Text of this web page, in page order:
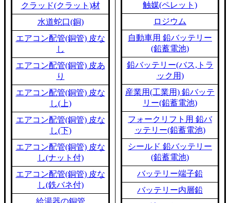
クラッド(クラット)材
水道蛇口(銅)
エアコン配管(銅管) 皮な
し
エアコン配管(銅管) 皮あ
り
エアコン配管(銅管) 皮な
し(上)
エアコン配管(銅管) 皮な
し(下)
エアコン配管(銅管) 皮な
し(ナット付)
エアコン配管(銅管) 皮な
し(鉄バネ付)
給湯器の銅管
触媒(ペレット)
ロジウム
自動車用 鉛バッテリー
(鉛蓄電池)
鉛バッテリー(バス,トラ
ック用)
産業用(工業用) 鉛バッテ
リー(鉛蓄電池)
フォークリフト用 鉛バ
ッテリー(鉛蓄電池)
シールド 鉛バッテリー
(鉛蓄電池)
バッテリー端子鉛
バッテリー内層鉛